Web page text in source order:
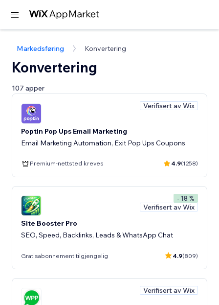
Markedsføring Konvertering
Konvertering
107 apper
Verifisert av Wix
Poptin Pop Ups Email Marketing
Email Marketing Automation, Exit Pop Ups Coupons
Premium-nettsted kreves 4.9(1258)
- 18 %
Verifisert av Wix
Site Booster Pro
SEO, Speed, Backlinks, Leads & WhatsApp Chat
Gratisabonnement tilgjengelig 4.9(809)
Verifisert av Wix